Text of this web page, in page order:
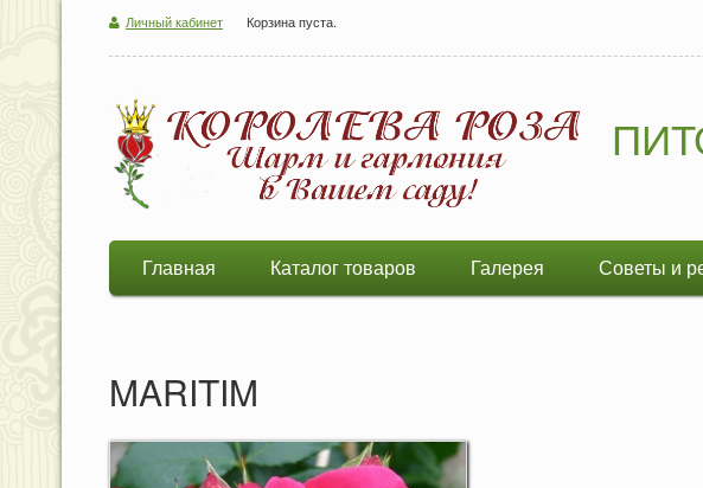
Личный кабинет Корзина пуста.
Главная Каталог товаров Галерея Советы и
MARITIM